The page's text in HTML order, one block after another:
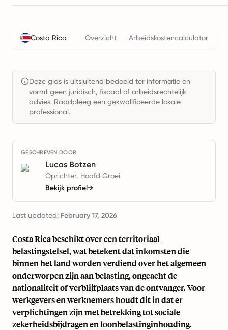
Costa Rica Overzicht Arbeidskostencalculator
Deze gids is uitsluitend bedoeld ter informatie en
vormt geen juridisch, fiscaal of arbeidsrechtelijk
advies. Raadpleeg een gekwalificeerde lokale
professional.
GESCHREVEN DOOR
Lucas Botzen
Oprichter, Hoofd Groei
Bekijk profiel→
Last updated: February 17, 2026
Costa Rica beschikt over een territoriaal
belastingstelsel, wat betekent dat inkomsten die
binnen het land worden verdiend over het algemeen
onderworpen zijn aan belasting, ongeacht de
nationaliteit of verblijfplaats van de ontvanger. Voor
werkgevers en werknemers houdt dit in dat er
verplichtingen zijn met betrekking tot sociale
zekerheidsbijdragen en loonbelastinginhouding.